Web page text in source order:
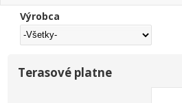
Výrobca
Terasové platne